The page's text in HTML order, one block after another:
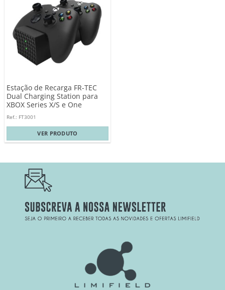
Estação de Recarga FR-TEC
Dual Charging Station para
XBOX Series X/S e One
Ref.: FT3001
VER PRODUTO